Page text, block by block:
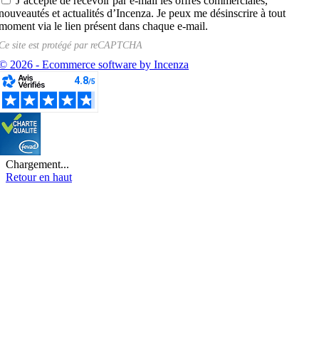
et actualités d’Incenza. Je peux me désinscrire à tout
via le lien présent dans chaque e-mail.
site est protégé parreCAPTCHA
2026 - Ecommerce software by Incenza
Chargement...
Retour en haut